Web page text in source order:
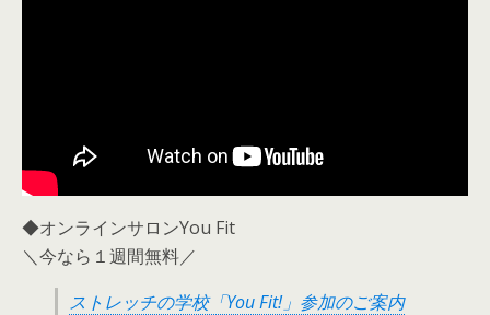
◆オンラインサロンYou Fit
＼今なら１週間無料／
ストレッチの学校「You Fit!」参加のご案内